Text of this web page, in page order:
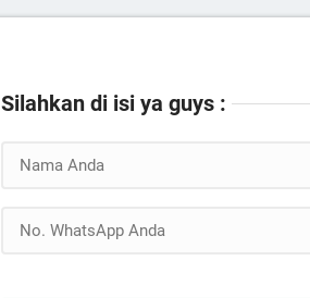
Silahkan di isi ya guys :